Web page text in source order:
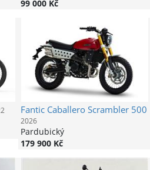
99 000 Kč
FanticCaballero Scrambler 500
2026
Pardubický
179 900 Kč